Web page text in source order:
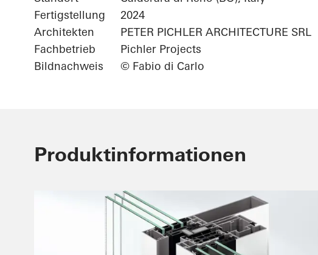
Fertigstellung
2024
Architekten
PETER PICHLER ARCHITECTURE SRL
Fachbetrieb
Pichler Projects
Bildnachweis
© Fabio di Carlo
Produktinformationen